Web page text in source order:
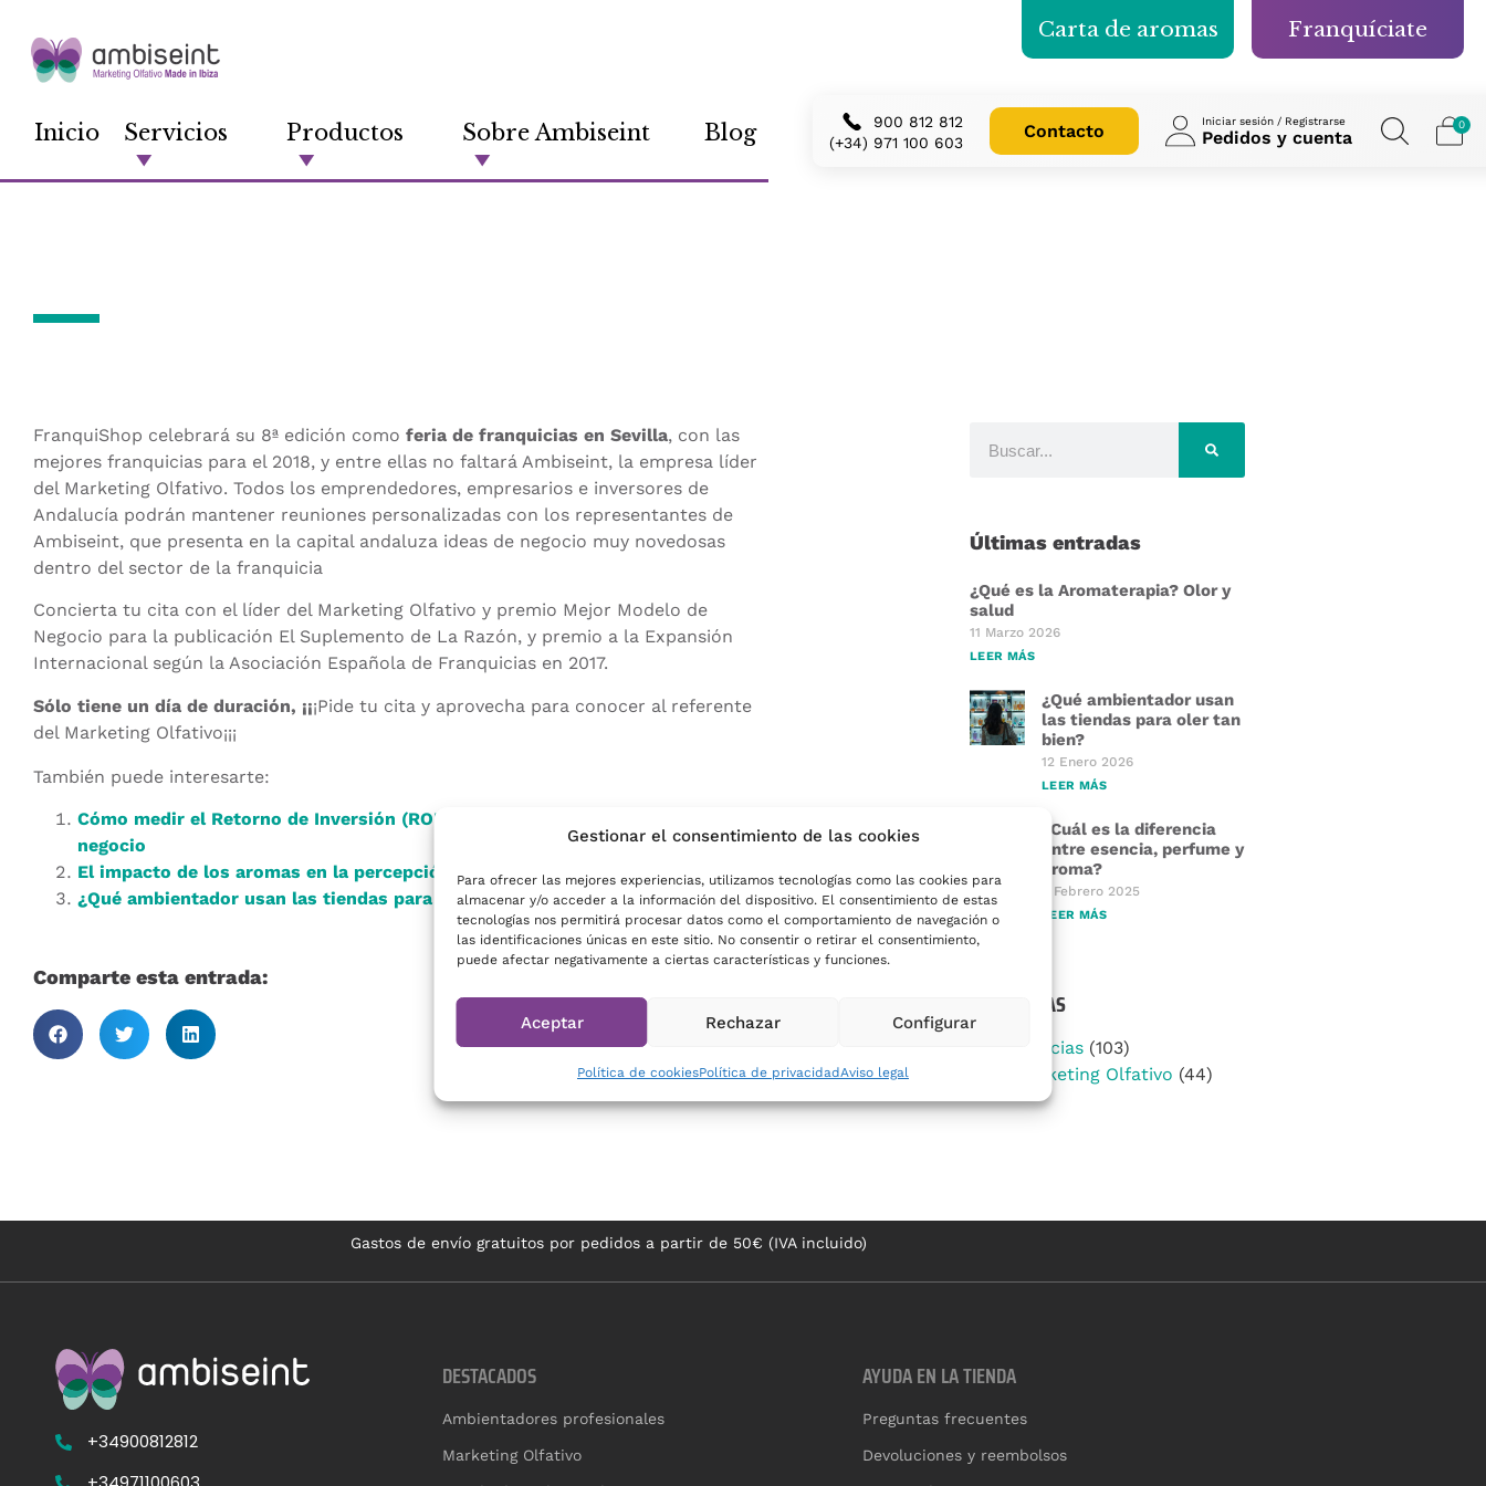
Gestionar el consentimiento de las cookies
Para ofrecer las mejores experiencias, utilizamos tecnologías como las cookies para
almacenar y/o acceder a la información del dispositivo. El consentimiento de estas
tecnologías nos permitirá procesar datos como el comportamiento de navegación o
las identificaciones únicas en este sitio. No consentir o retirar el consentimiento,
puede afectar negativamente a ciertas características y funciones.
Aceptar Rechazar Configurar
Política de cookiesPolítica de privacidadAviso legal
Inicio Servicios Productos Sobre Ambiseint Blog
Carta de aromas Franquíciate
900 812 812
(+34) 971 100 603
Contacto Iniciar sesión / Registrarse
Pedidos y cuenta
0
FranquiShop celebrará su 8ª edición como feria de franquicias en Sevilla, con las
mejores franquicias para el 2018, y entre ellas no faltará Ambiseint, la empresa líder
del Marketing Olfativo. Todos los emprendedores, empresarios e inversores de
Andalucía podrán mantener reuniones personalizadas con los representantes de
Ambiseint, que presenta en la capital andaluza ideas de negocio muy novedosas
dentro del sector de la franquicia
Concierta tu cita con el líder del Marketing Olfativo y premio Mejor Modelo de
Negocio para la publicación El Suplemento de La Razón, y premio a la Expansión
Internacional según la Asociación Española de Franquicias en 2017.
Sólo tiene un día de duración, ¡¡¡Pide tu cita y aprovecha para conocer al referente
del Marketing Olfativo¡¡¡
También puede interesarte:
Cómo medir el Retorno de Inversión (ROI) del Marketing Olfativo en tu
negocio
El impacto de los aromas en la percepción del lujo: Casos de éxito
¿Qué ambientador usan las tiendas para oler tan bien?
Comparte esta entrada:
Últimas entradas
¿Qué es la Aromaterapia? Olor y
salud
11 Marzo 2026
LEER MÁS
¿Qué ambientador usan
las tiendas para oler tan
bien?
12 Enero 2026
LEER MÁS
¿Cuál es la diferencia
entre esencia, perfume y
aroma?
4 Febrero 2025
LEER MÁS
CATEGORÍAS
Noticias (103)
Marketing Olfativo (44)
Gastos de envío gratuitos por pedidos a partir de 50€ (IVA incluido)
+34900812812
DESTACADOS
Ambientadores profesionales
Marketing Olfativo
AYUDA EN LA TIENDA
Preguntas frecuentes
Devoluciones y reembolsos